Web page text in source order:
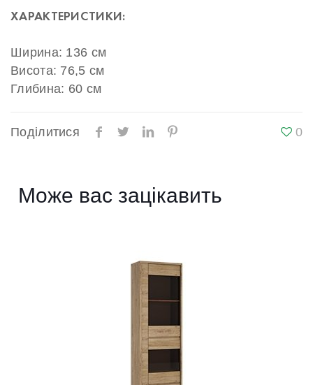
ХАРАКТЕРИСТИКИ:
Ширина: 136 см
Висота: 76,5 см
Глибина: 60 см
Поділитися 0
Може вас зацікавить